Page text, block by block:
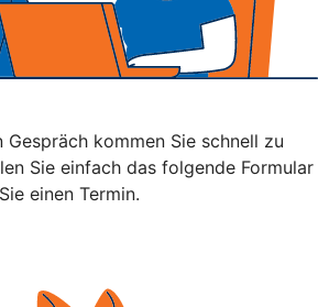
kommen Sie schnell zu
Sie einfach das folgende Formular
einen Termin.